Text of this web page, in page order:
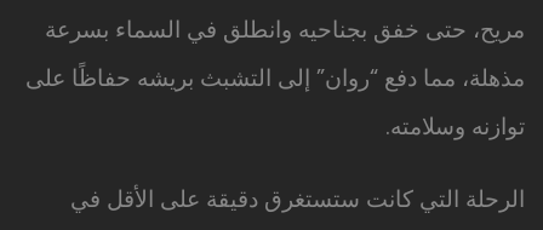
مريح، حتى خفق بجناحيه وانطلق في السماء بسرعة
مذهلة، مما دفع “روان” إلى التشبث بريشه حفاظًا على
توازنه وسلامته.
الرحلة التي كانت ستستغرق دقيقة على الأقل في